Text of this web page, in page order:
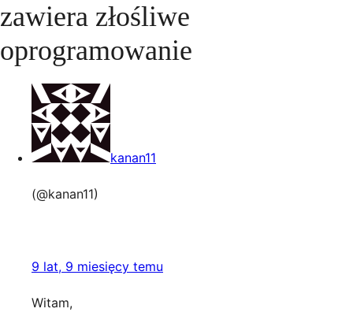
zawiera złośliwe
oprogramowanie
kanan11
(@kanan11)
9 lat, 9 miesięcy temu
Witam,